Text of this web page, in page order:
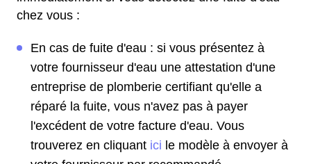
chez vous :
En cas de fuite d'eau : si vous présentez à
votre fournisseur d'eau une attestation d'une
entreprise de plomberie certifiant qu'elle a
réparé la fuite, vous n'avez pas à payer
l'excédent de votre facture d'eau. Vous
trouverez en cliquant ici le modèle à envoyer à